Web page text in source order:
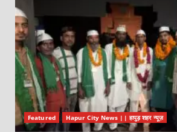
Featured Hapur City News || हापुड़ शहर न्यूज़